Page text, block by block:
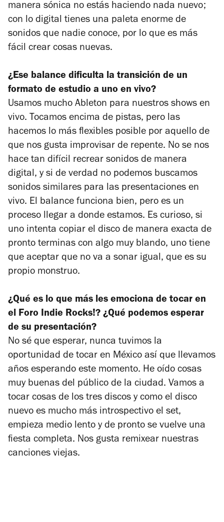
manera sónica no estás haciendo nada nuevo;
con lo digital tienes una paleta enorme de
sonidos que nadie conoce, por lo que es más
fácil crear cosas nuevas.
¿Ese balance dificulta la transición de un
formato de estudio a uno en vivo?
Usamos mucho Ableton para nuestros shows en
vivo. Tocamos encima de pistas, pero las
hacemos lo más flexibles posible por aquello de
que nos gusta improvisar de repente. No se nos
hace tan difícil recrear sonidos de manera
digital, y si de verdad no podemos buscamos
sonidos similares para las presentaciones en
vivo. El balance funciona bien, pero es un
proceso llegar a donde estamos. Es curioso, si
uno intenta copiar el disco de manera exacta de
pronto terminas con algo muy blando, uno tiene
que aceptar que no va a sonar igual, que es su
propio monstruo.
¿Qué es lo que más les emociona de tocar en
el Foro Indie Rocks!? ¿Qué podemos esperar
de su presentación?
No sé que esperar, nunca tuvimos la
oportunidad de tocar en México así que llevamos
años esperando este momento. He oído cosas
muy buenas del público de la ciudad. Vamos a
tocar cosas de los tres discos y como el disco
nuevo es mucho más introspectivo el set,
empieza medio lento y de pronto se vuelve una
fiesta completa. Nos gusta remixear nuestras
canciones viejas.